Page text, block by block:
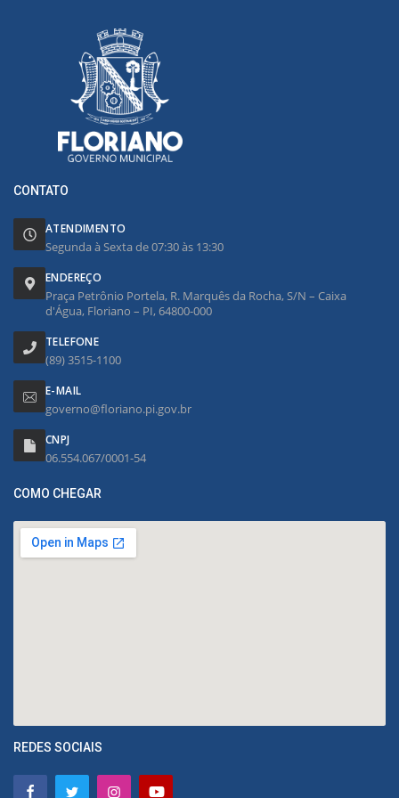
CONTATO
ATENDIMENTO
Segunda à Sexta de 07:30 às 13:30
ENDEREÇO
Praça Petrônio Portela, R. Marquês da Rocha, S/N – Caixa
d'Água, Floriano – PI, 64800-000
TELEFONE
(89) 3515-1100
E-MAIL
governo@floriano.pi.gov.br
CNPJ
06.554.067/0001-54
COMO CHEGAR
REDES SOCIAIS